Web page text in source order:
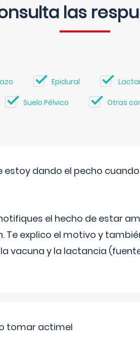
las
Epidural
Suelo Pélvico Otras
dando el pecho
el hecho de estar
Te explico el motivo y
vacuna y la lactancia
tomar actimel